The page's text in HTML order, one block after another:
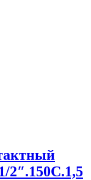
2″.150С.1,5